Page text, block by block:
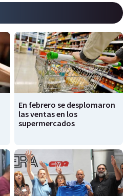
En febrero se desplomaron
las ventas en los
supermercados